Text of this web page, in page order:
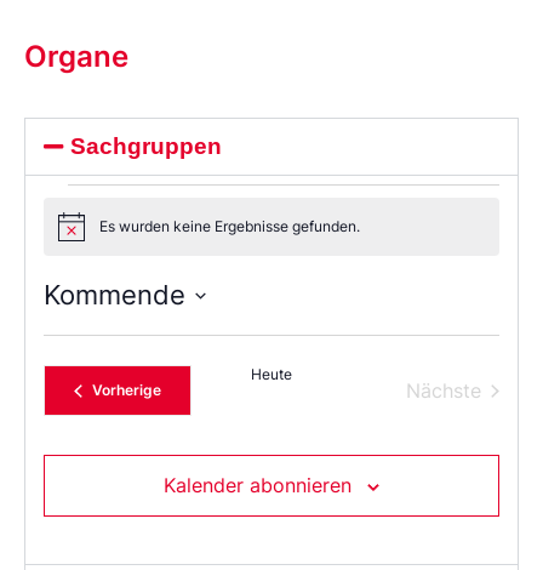
Organe
Sachgruppen
NoticeEs wurden keine Ergebnisse gefunden.
Kommende
das
DatumVorherigeVeranstaltungen
Heute
Nächste
Kalender abonnieren